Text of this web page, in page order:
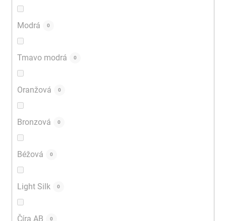
Modrá 0
Tmavo modrá 0
Oranžová 0
Bronzová 0
Béžová 0
Light Silk 0
Číra AB 0